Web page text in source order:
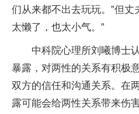
们从来都不出去玩玩。”但丈
太懒了，也太小气。”
中科院心理所刘曦博士
暴露，对两性的关系有积极
双方的信任和沟通关系。在
露可能会给两性关系带来伤